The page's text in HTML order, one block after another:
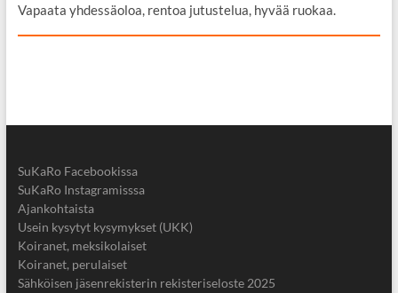
Vapaata yhdessäoloa, rentoa jutustelua, hyvää ruokaa.
SuKaRo Facebookissa
SuKaRo Instagramisssa
Ajankohtaista
Usein kysytyt kysymykset (UKK)
Koiranet, meksikolaiset
Koiranet, perulaiset
Sähköisen jäsenrekisterin rekisteriseloste 2025